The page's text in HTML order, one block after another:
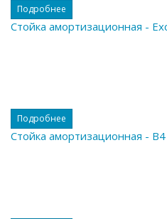
Подробнее
Стойка амортизационная -
Подробнее
Стойка амортизационная -